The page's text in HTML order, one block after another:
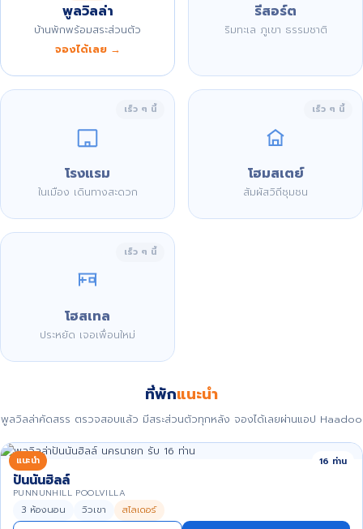
พูลวิลล่า
บ้านพักพร้อมสระส่วนตัว
จองได้เลย →
รีสอร์ต
ริมทะเล ภูเขา ธรรมชาติ
เร็ว ๆ นี้
โรงแรม
ในเมือง เดินทางสะดวก
เร็ว ๆ นี้
โฮมสเตย์
สัมผัสวิถีชุมชน
เร็ว ๆ นี้
โฮสเทล
ประหยัด เจอเพื่อนใหม่
ที่พักแนะนำ
พูลวิลล่าคัดสรร ตรวจสอบแล้ว มีสระส่วนตัวทุกหลัง จองได้เลยผ่านแอป Haadoo
แนะนำ 16 ท่าน
ปันนันฮิลล์
PUNNUNHILL POOLVILLA
3 ห้องนอน วิวเขา สไลเดอร์